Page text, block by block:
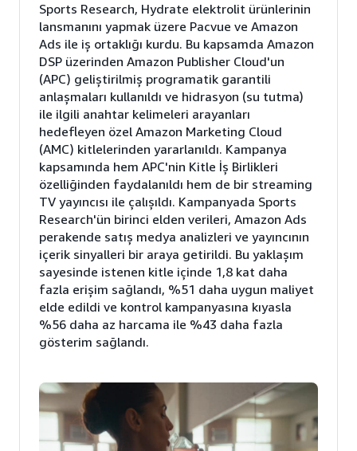
Sports Research, Hydrate elektrolit ürünlerinin
lansmanını yapmak üzere Pacvue ve Amazon
Ads ile iş ortaklığı kurdu. Bu kapsamda Amazon
DSP üzerinden Amazon Publisher Cloud'un
(APC) geliştirilmiş programatik garantili
anlaşmaları kullanıldı ve hidrasyon (su tutma)
ile ilgili anahtar kelimeleri arayanları
hedefleyen özel Amazon Marketing Cloud
(AMC) kitlelerinden yararlanıldı. Kampanya
kapsamında hem APC'nin Kitle İş Birlikleri
özelliğinden faydalanıldı hem de bir streaming
TV yayıncısı ile çalışıldı. Kampanyada Sports
Research'ün birinci elden verileri, Amazon Ads
perakende satış medya analizleri ve yayıncının
içerik sinyalleri bir araya getirildi. Bu yaklaşım
sayesinde istenen kitle içinde 1,8 kat daha
fazla erişim sağlandı, %51 daha uygun maliyet
elde edildi ve kontrol kampanyasına kıyasla
%56 daha az harcama ile %43 daha fazla
gösterim sağlandı.